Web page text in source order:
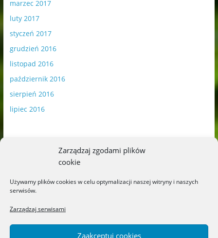
Zarządzaj zgodami plików
cookie
Używamy plików cookies w celu optymalizacji naszej witryny i naszych
serwisów.
Zarządzaj serwisami
Zaakceptuj cookies
marzec 2017
luty 2017
styczeń 2017
grudzień 2016
listopad 2016
październik 2016
sierpień 2016
lipiec 2016